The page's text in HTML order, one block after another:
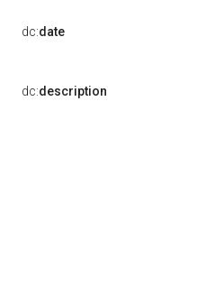
dc:date
dc:description